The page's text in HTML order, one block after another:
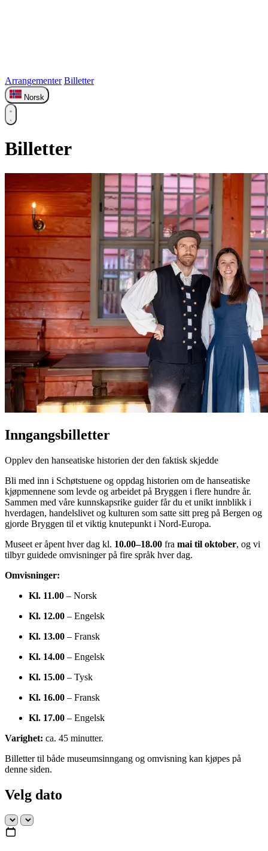
Arrangementer Billetter
Norsk
Billetter
Inngangsbilletter
Opplev den hanseatiske historien der den faktisk skjedde
Bli med inn i Schøtstuene og oppdag historien om de hanseatiske
kjøpmennene som levde og arbeidet på Bryggen i flere hundre år.
Sammen med våre kunnskapsrike guider får du et unikt innblikk i
hverdagen, handelslivet og kulturen som satte sitt preg på Bergen og
gjorde Bryggen til et viktig knutepunkt i Nord-Europa.
Museet er åpent hver dag kl. 10.00–18.00 fra mai til oktober, og vi
tilbyr guidede omvisninger på fire språk hver dag.
Omvisninger:
Kl. 11.00 – Norsk
Kl. 12.00 – Engelsk
Kl. 13.00 – Fransk
Kl. 14.00 – Engelsk
Kl. 15.00 – Tysk
Kl. 16.00 – Fransk
Kl. 17.00 – Engelsk
Varighet: ca. 45 minutter.
Billetter til både museumsinngang og omvisning kan kjøpes på
denne siden.
Velg dato